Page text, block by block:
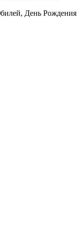
День Рождения